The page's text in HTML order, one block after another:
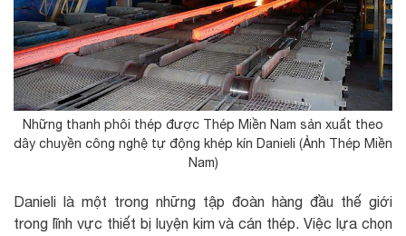
Những thanh phôi thép được Thép Miền Nam sản xuất theo
dây chuyền công nghệ tự động khép kín Danieli (Ảnh Thép Miền
Nam)
Danieli là một trong những tập đoàn hàng đầu thế giới
trong lĩnh vực thiết bị luyện kim và cán thép. Việc lựa chọn